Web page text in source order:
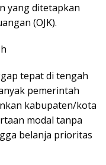
yang ditetapkan
(OJK).
tepat di tengah
pemerintah
kabupaten/kota
modal tanpa
belanja prioritas